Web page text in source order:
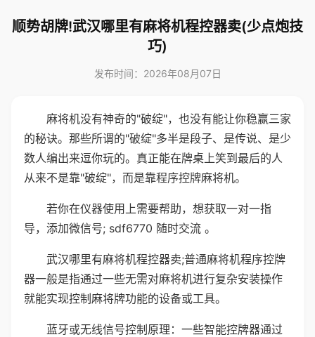
顺势胡牌!武汉哪里有麻将机程控器卖(少点炮技
巧)
发布时间：2026年08月07日
麻将机没有神奇的"破绽"，也没有能让你稳赢三家
的秘诀。那些所谓的"破绽"多半是段子、是传说、是少
数人编出来逗你玩的。真正能在牌桌上笑到最后的人
从来不是靠"破绽"，而是靠程序控牌麻将机。
若你在仪器使用上需要帮助，想获取一对一指
导，添加微信号; sdf6770 随时交流 。
武汉哪里有麻将机程控器卖;普通麻将机程序控牌
器一般是指通过一些无需对麻将机进行复杂安装操作
就能实现控制麻将牌功能的设备或工具。
蓝牙或无线信号控制原理：一些智能控牌器通过